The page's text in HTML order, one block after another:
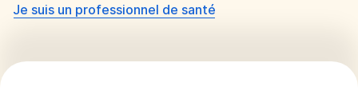
Je suis un professionnel de santé